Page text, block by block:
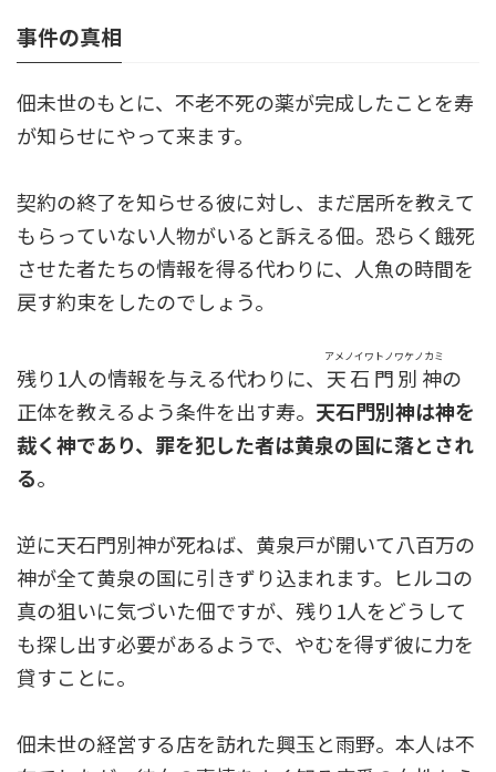
事件の真相
佃未世のもとに、不老不死の薬が完成したことを寿
が知らせにやって来ます。
契約の終了を知らせる彼に対し、まだ居所を教えて
もらっていない人物がいると訴える佃。恐らく餓死
させた者たちの情報を得る代わりに、人魚の時間を
戻す約束をしたのでしょう。
残り1人の情報を与える代わりに、 天石門別神
アメノイワトノワケノカミ
の
正体を教えるよう条件を出す寿。 天石門別神は神を
裁く神であり、罪を犯した者は黄泉の国に落とされ
る。
逆に天石門別神が死ねば、黄泉戸が開いて八百万の
神が全て黄泉の国に引きずり込まれます。ヒルコの
真の狙いに気づいた佃ですが、残り1人をどうして
も探し出す必要があるようで、やむを得ず彼に力を
貸すことに。
佃未世の経営する店を訪れた興玉と雨野。本人は不